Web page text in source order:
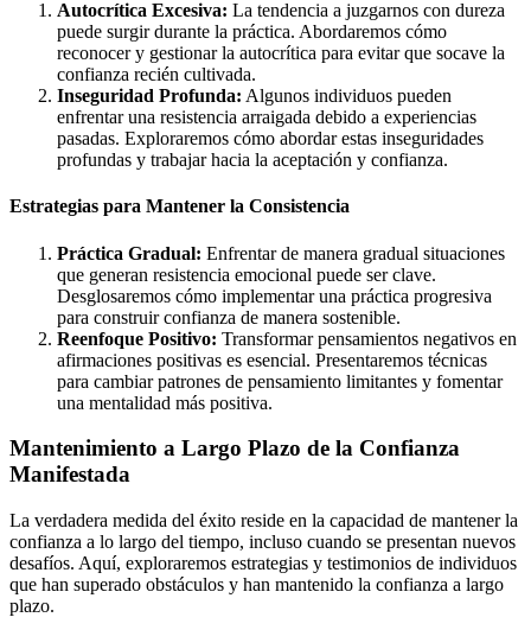
Autocrítica Excesiva: La tendencia a juzgarnos con dureza
puede surgir durante la práctica. Abordaremos cómo
reconocer y gestionar la autocrítica para evitar que socave la
confianza recién cultivada.
Inseguridad Profunda: Algunos individuos pueden
enfrentar una resistencia arraigada debido a experiencias
pasadas. Exploraremos cómo abordar estas inseguridades
profundas y trabajar hacia la aceptación y confianza.
Estrategias para Mantener la Consistencia
Práctica Gradual: Enfrentar de manera gradual situaciones
que generan resistencia emocional puede ser clave.
Desglosaremos cómo implementar una práctica progresiva
para construir confianza de manera sostenible.
Reenfoque Positivo: Transformar pensamientos negativos en
afirmaciones positivas es esencial. Presentaremos técnicas
para cambiar patrones de pensamiento limitantes y fomentar
una mentalidad más positiva.
Mantenimiento a Largo Plazo de la Confianza
Manifestada
La verdadera medida del éxito reside en la capacidad de mantener la
confianza a lo largo del tiempo, incluso cuando se presentan nuevos
desafíos. Aquí, exploraremos estrategias y testimonios de individuos
que han superado obstáculos y han mantenido la confianza a largo
plazo.